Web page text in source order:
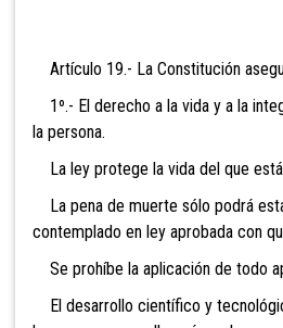
Artículo 19.- La Constitución
1º.- El derecho a la vida y a la
la persona.
La ley protege la vida del que
La pena de muerte sólo podrá
contemplado en ley aprobada con
Se prohíbe la aplicación de todo
El desarrollo científico y